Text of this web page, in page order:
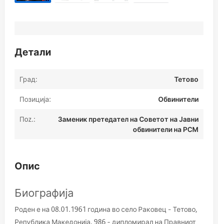
Детали
Град: Тетово
Позиција: Обвинители
Пoz.:
Заменик претедател на Советот на Јавни
обвинители на РСМ
Опис
Биографија
Роден е на 08.01.1961 година во село Раковец – Тетово,
Република Македонија. 986 – дипломирал на Правниот